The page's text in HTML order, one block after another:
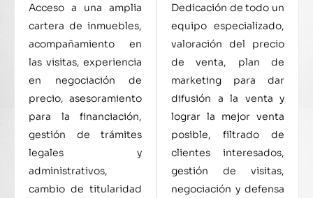
Acceso a una amplia
cartera de inmuebles,
acompañamiento en
las visitas, experiencia
en negociación de
precio, asesoramiento
para la financiación,
gestión de trámites
legales y
administrativos,
cambio de titularidad
Dedicación de todo un
equipo especializado,
valoración del precio
de venta, plan de
marketing para dar
difusión a la venta y
lograr la mejor venta
posible, filtrado de
clientes interesados,
gestión de visitas,
negociación y defensa